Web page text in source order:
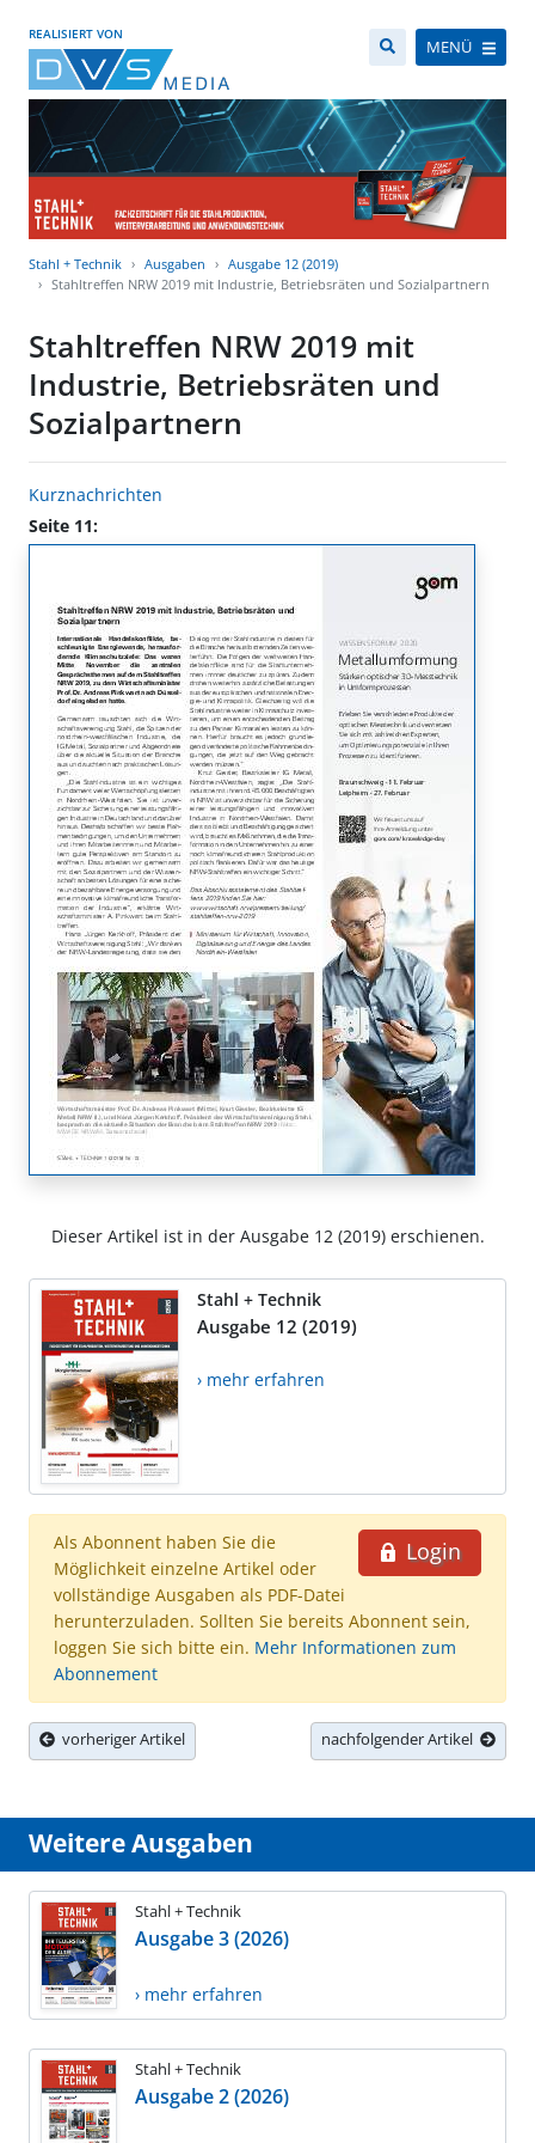
REALISIERT VON
MENÜ
Stahl + Technik Ausgaben
Ausgabe 12 (2019)
Stahltreffen NRW 2019 mit Industrie, Betriebsräten und Sozialpartnern
Stahltreffen NRW 2019 mit
Industrie, Betriebsräten und
Sozialpartnern
Kurznachrichten
Seite 11:
Dieser Artikel ist in der Ausgabe 12 (2019) erschienen.
Stahl + Technik
Ausgabe 12 (2019)
› mehr erfahren
Login
Als Abonnent haben Sie die
Möglichkeit einzelne Artikel oder
vollständige Ausgaben als PDF-Datei
herunterzuladen. Sollten Sie bereits Abonnent sein,
loggen Sie sich bitte ein. Mehr Informationen zum
Abonnement
vorheriger Artikel nachfolgender Artikel
Weitere Ausgaben
Stahl + Technik
Ausgabe 3 (2026)
› mehr erfahren
Stahl + Technik
Ausgabe 2 (2026)